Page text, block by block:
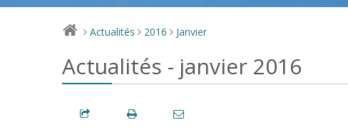
> Actualités > 2016 > Janvier
Actualités - janvier 2016